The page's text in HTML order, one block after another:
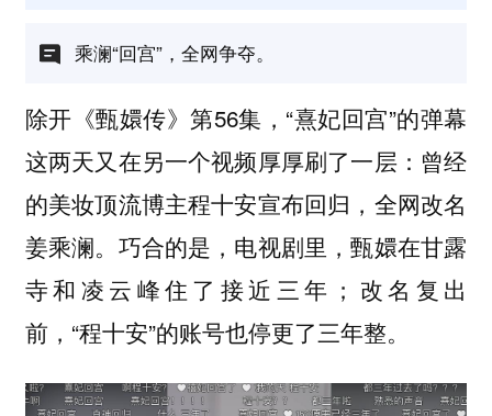
乘澜“回宫”，全网争夺。
除开《甄嬛传》第56集，“熹妃回宫”的弹幕
这两天又在另一个视频厚厚刷了一层：曾经
的美妆顶流博主程十安宣布回归，全网改名
姜乘澜。巧合的是，电视剧里，甄嬛在甘露
寺和凌云峰住了接近三年；改名复出
前，“程十安”的账号也停更了三年整。